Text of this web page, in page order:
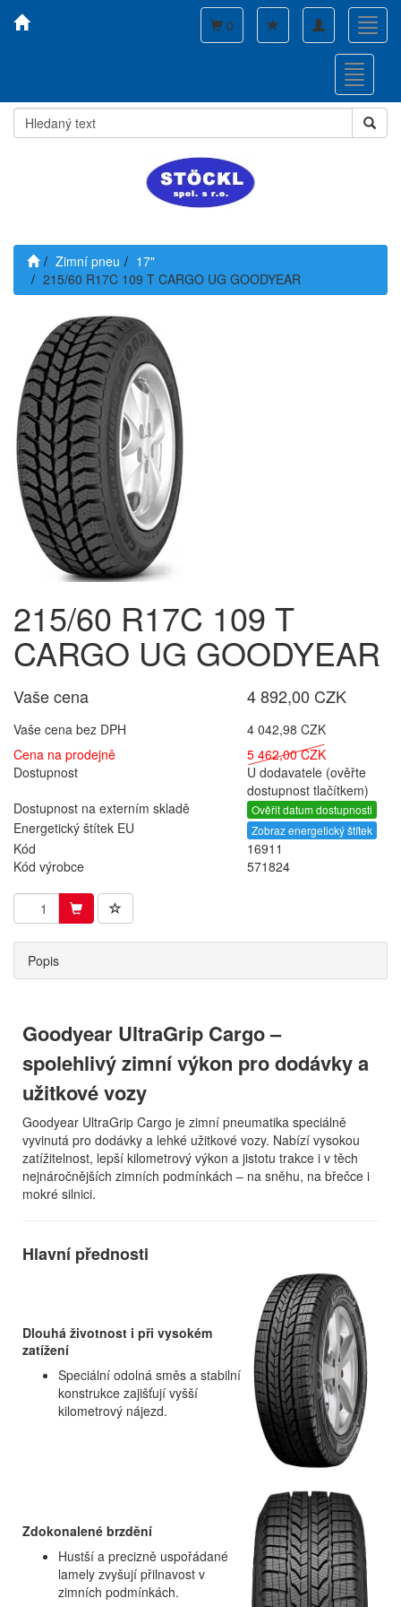
Toggle
navigation
0
Toggle
Zimní pneu
17"
215/60 R17C 109 T CARGO UG GOODYEAR
215/60 R17C 109 T
CARGO UG GOODYEAR
Vaše cena 4 892,00 CZK
Vaše cena bez DPH
4 042,98 CZK
Cena na prodejně
5 462,00 CZK
Dostupnost
U dodavatele (ověřte
dostupnost tlačítkem)
Dostupnost na externím skladě
Ověřit datum dostupnosti
Energetický štítek EU Zobraz energetický štítek
Kód
16911
Kód výrobce
571824
Popis
Goodyear UltraGrip Cargo –
spolehlivý zimní výkon pro dodávky a
užitkové vozy
Goodyear UltraGrip Cargo je zimní pneumatika speciálně
vyvinutá pro dodávky a lehké užitkové vozy. Nabízí vysokou
zatížitelnost, lepší kilometrový výkon a jistotu trakce i v těch
nejnáročnějších zimních podmínkách – na sněhu, na břečce i
mokré silnici.
Hlavní přednosti
Dlouhá životnost i při vysokém
zatížení
Speciální odolná směs a stabilní
konstrukce zajišťují vyšší
kilometrový nájezd.
Zdokonalené brzdění
Hustší a precizně uspořádané
lamely zvyšují přilnavost v
zimních podmínkách.